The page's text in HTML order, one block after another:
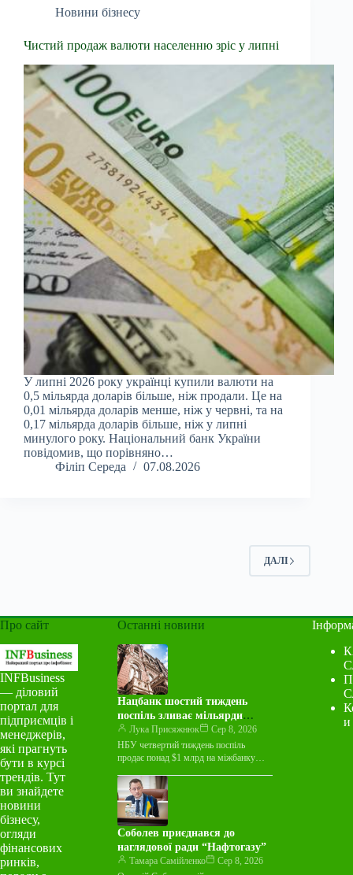
Новини бізнесу
Чистий продаж валюти населенню зріс у липні
У липні 2026 року українці купили валюти на
0,5 мільярда доларів більше, ніж продали. Це на
0,01 мільярда доларів менше, ніж у червні, та на
0,17 мільярда доларів більше, ніж у липні
минулого року. Національний банк України
повідомив, що порівняно…
Філіп Середа
07.08.2026
ДАЛІ
Про сайт
INFBusiness
— діловий
портал для
підприємців і
менеджерів,
які прагнуть
бути в курсі
трендів. Тут
ви знайдете
новини
бізнесу,
огляди
фінансових
ринків,
Останні новини
Нацбанк шостий тиждень
поспіль зливає мільярди
валюти на міжбанку
Лука Присяжнюк
Сер 8, 2026
НБУ четвертий тиждень поспіль
продає понад $1 млрд на міжбанку
тижня з 3 по 7 серпня…
Соболев приєднався до
наглядової ради “Нафтогазу”
Тамара Самійленко
Сер 8, 2026
и